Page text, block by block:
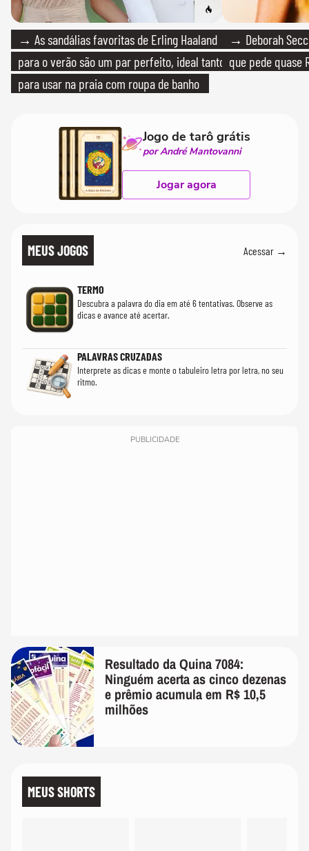
→ As sandálias favoritas de Erling Haaland
para o verão são um par perfeito, ideal tanto
para usar na praia com roupa de banho
→ Deborah
que pede quase
Jogo de tarô grátis
por André Mantovanni
Jogar agora
MEUS JOGOS Acessar →
TERMO
Descubra a palavra do dia em até 6 tentativas. Observe as
dicas e avance até acertar.
PALAVRAS CRUZADAS
Interprete as dicas e monte o tabuleiro letra por letra, no seu
ritmo.
PUBLICIDADE
Resultado da Quina 7084:
Ninguém acerta as cinco dezenas
e prêmio acumula em R$ 10,5
milhões
MEUS SHORTS